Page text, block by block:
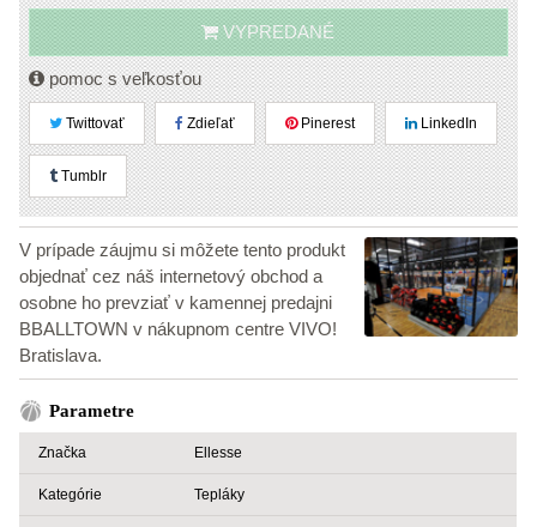
VYPREDANÉ
pomoc s veľkosťou
Twittovať Zdieľať Pinerest LinkedIn
Tumblr
V prípade záujmu si môžete tento produkt
objednať cez náš internetový obchod a
osobne ho prevziať v kamennej predajni
BBALLTOWN v nákupnom centre VIVO!
Bratislava.
Parametre
Značka Ellesse
Kategórie Tepláky